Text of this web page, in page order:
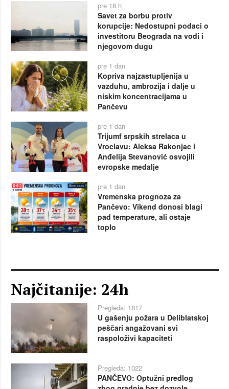
pre 18 h
Savet za borbu protiv
korupcije: Nedostupni podaci o
investitoru Beograda na vodi i
njegovom dugu
pre 1 dan
Kopriva najzastupljenija u
vazduhu, ambrozija i dalje u
niskim koncentracijama u
Pančevu
pre 1 dan
Trijumf srpskih strelaca u
Vroclavu: Aleksa Rakonjac i
Anđelija Stevanović osvojili
evropske medalje
pre 1 dan
Vremenska prognoza za
Pančevo: Vikend donosi blagi
pad temperature, ali ostaje
toplo
Najčitanije: 24h
Pregleda: 1817
U gašenju požara u Deliblatskoj
peščari angažovani svi
raspoloživi kapaciteti
Pregleda: 1022
PANČEVO: Optužni predlog